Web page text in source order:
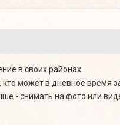
в своих районах.
может в дневное время
- снимать на фото или